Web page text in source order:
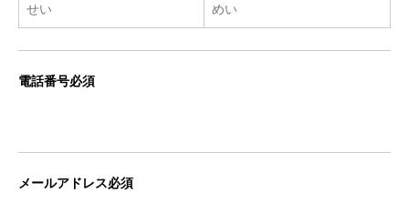
電話番号必須
メールアドレス必須